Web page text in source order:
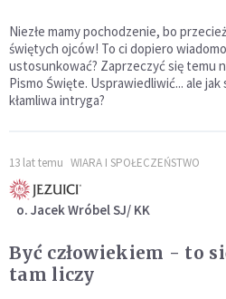
Niezłe mamy pochodzenie, bo
świętych ojców! To ci dopiero
ustosunkować? Zaprzeczyć się temu
Pismo Święte. Usprawiedliwić... ale
kłamliwa intryga?
13 lat temu WIARA I SPOŁECZEŃSTWO
o. Jacek Wróbel SJ/ KK
Być człowiekiem - to
tam liczy